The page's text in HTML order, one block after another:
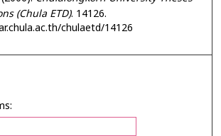
(Chula ETD). 14126.
chulaetd/14126